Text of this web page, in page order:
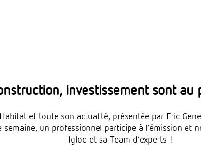
investissement sont au
et toute son actualité, présentée par Eric
semaine, un professionnel participe à l’émission et
Igloo et sa Team d’experts !